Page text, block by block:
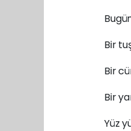
Bir
Bir
Bir
Yüz